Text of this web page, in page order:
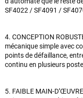
SF4022 / SF4091 /
4. CONCEPTION
mécanique simple avec
points de défaillance,
continu en plusieurs
5. FAIBLE MAIN-